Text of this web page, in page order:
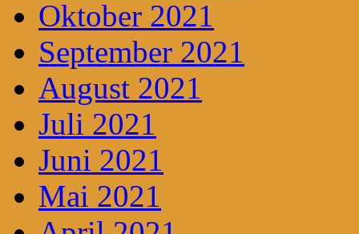
Oktober 2021
September 2021
August 2021
Juli 2021
Juni 2021
Mai 2021